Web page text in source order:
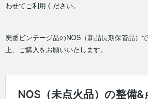
わせてご利用ください。
廃番ビンテージ品のNOS（新品長期保管品）
上、ご購入をお願いいたします。